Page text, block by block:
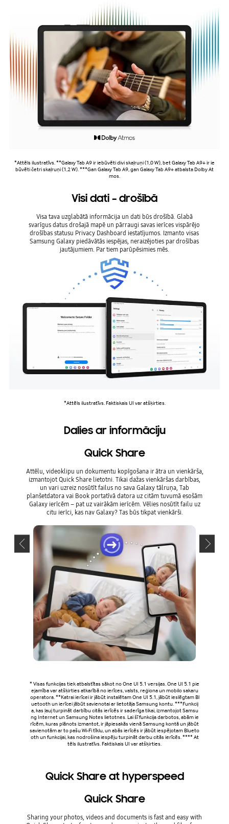
*Attēls ilustratīvs. **Galaxy Tab A9 ir iebūvēti divi skaļruņi (1,0 W), bet Galaxy Tab A9+ ir ie
būvēti četri skaļruņi (1,2 W). ***Gan Galaxy Tab A9, gan Galaxy Tab A9+ atbalsta Dolby At
mos.
Visi dati – drošībā
Visa tava uzglabātā informācija un dati būs drošībā. Glabā
svarīgus datus drošajā mapē un pārraugi savas ierīces vispārējo
drošības statusu Privacy Dashboard iestatījumos. Izmanto visas
Samsung Galaxy piedāvātās iespējas, neraizējoties par drošības
jautājumiem. Par tiem parūpēsimies mēs.
*Attēls ilustratīvs. Faktiskais UI var atšķirties.
Dalies ar informāciju
Quick Share
Attēlu, videoklipu un dokumentu kopīgošana ir ātra un vienkārša,
izmantojot Quick Share lietotni. Tikai dažas vienkāršas darbības,
un vari uzreiz nosūtīt failus no sava Galaxy tālruņa, Tab
planšetdatora vai Book portatīvā datora uz citām tuvumā esošām
Galaxy ierīcēm – pat uz vairākām ierīcēm. Vēlies nosūtīt failu uz
citu ierīci, kas nav Galaxy? Tas būs tikpat vienkārši.
* Visas funkcijas tiek atbalstītas sākot no One UI 5.1 versijas. One UI 5.1 pie
ejamība var atšķirties atkarībā no ierīces, valsts, reģiona un mobilo sakaru
operatora. **Katrai ierīcei ir jābūt instalētam One UI 5.1, jābūt ieslēgtam Bl
uetooth un ierīcei jābūt savienotai ar lietotāja Samsung kontu. ***Funkcij
a, kas ļauj turpināt darbību citās ierīcēs ir saderīga tikai, izmantojot Samsu
ng Internet un Samsung Notes lietotnes. Lai šī funkcija darbotos, abām ie
rīcēm, kuras plānots izmantot, ir jāpiesakās vienā Samsung kontā un jābūt
savienotām ar to pašu Wi-Fi tīklu, un abās ierīcēs ir jābūt iespējotam Blueto
oth un funkcijai, kas nodrošina iespēju turpināt darbu citās ierīcēs. **** At
tēls ilustratīvs. Faktiskais UI var atšķirties.
Quick Share at hyperspeed
Quick Share
Sharing your photos, videos and documents is fast and easy with